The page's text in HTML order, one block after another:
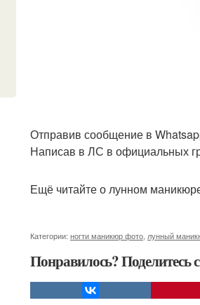
Отправив сообщение в
Написав в ЛС в официальных
Ещё читайте о лунном
Категории: ногти маникюр фото лунный
Понравилось? Поделитесь